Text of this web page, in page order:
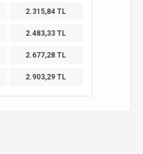
2.315,84 TL
2.483,33 TL
2.677,28 TL
2.903,29 TL